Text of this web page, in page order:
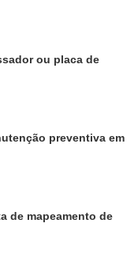
ou placa de
preventiva em
de mapeamento de